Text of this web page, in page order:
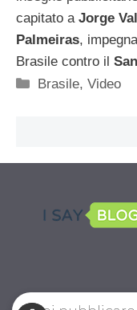
capitato a Jorge
Palmeiras,
Brasile contro il
Categorie
Brasile,Video